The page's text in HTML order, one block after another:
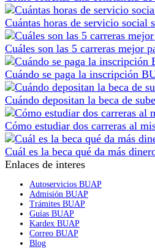
Cuántas horas de servicio social
Cuáles son las 5 carreras mejor
Cuándo se paga la inscripción
Cuándo depositan la beca de
Cómo estudiar dos carreras al
Cuál es la beca qué da más
Enlaces de interes
Autoservicios BUAP
Admisión BUAP
Trámites BUAP
Guías BUAP
Kardex BUAP
Correo BUAP
Blog